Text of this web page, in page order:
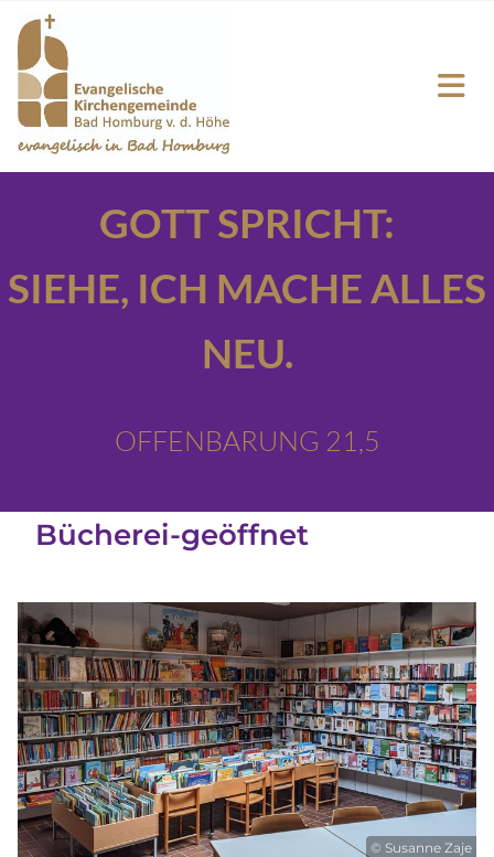
GOTT SPRICHT:
SIEHE, ICH MACHE ALLES
NEU.
OFFENBARUNG 21,5
Bücherei-geöffnet
© Susanne Zaje